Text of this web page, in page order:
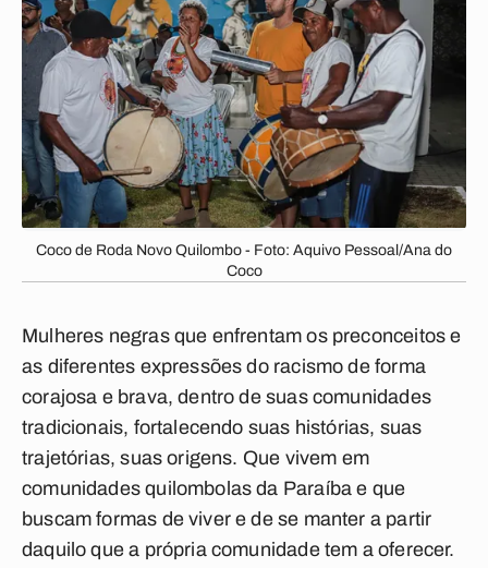
Coco de Roda Novo Quilombo - Foto: Aquivo Pessoal/Ana do
Coco
Mulheres negras que enfrentam os preconceitos e
as diferentes expressões do racismo de forma
corajosa e brava, dentro de suas comunidades
tradicionais, fortalecendo suas histórias, suas
trajetórias, suas origens. Que vivem em
comunidades quilombolas da Paraíba e que
buscam formas de viver e de se manter a partir
daquilo que a própria comunidade tem a oferecer.